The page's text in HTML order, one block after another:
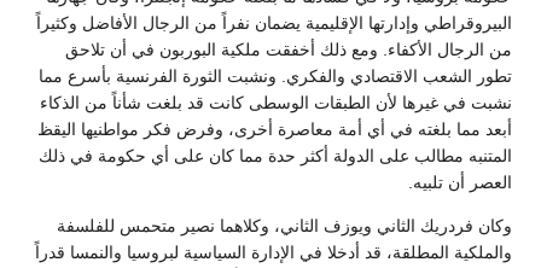
البيروقراطي وإدارتها الإقليمية يضمان نفراً من الرجال الأفاضل وكثيراً
من الرجال الأكفاء. ومع ذلك أخفقت ملكية البوربون في أن تلاحق
تطور الشعب الاقتصادي والفكري. ونشبت الثورة الفرنسية بأسرع مما
نشبت في غيرها لأن الطبقات الوسطى كانت قد بلغت شأناً من الذكاء
أبعد مما بلغته في أي أمة معاصرة أخرى، وفرض فكر مواطنيها اليقظ
المتنبه مطالب على الدولة أكثر حدة مما كان على أي حكومة في ذلك
العصر أن تلبيه.
وكان فردريك الثاني ويوزف الثاني، وكلاهما نصير متحمس للفلسفة
والملكية المطلقة، قد أدخلا في الإدارة السياسية لبروسيا والنمسا قدراً